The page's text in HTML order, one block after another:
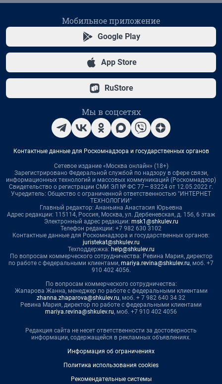
Мобильное приложение
Google Play
App Store
RuStore
Мы в соцсетях
Контактные данные для Роскомнадзора и государственных органов
Сетевое издание «Москва онлайн» (18+)
Зарегистрировано Федеральной службой по надзору в сфере связи,
информационных технологий и массовых коммуникаций (Роскомнадзор)
Свидетельство о регистрации СМИ ЭЛ № ФС 77— 83224 от 12.05.2022 г.
Учредитель: Общество с ограниченной ответственностью "ИНТЕРНЕТ
ТЕХНОЛОГИИ"
Главный редактор: Ананьина Анастасия Юрьевна
Адрес редакции: 115114, Россия, Москва, ул. Дербеневская, д. 15б, 6 этаж
Электронный адрес редакции: msk1@shkulev.ru
Телефон редакции: +7 982 630 3102
Контактные данные для Роскомнадзора и государственных органов:
juristekat@shkulev.ru
Техподдержка: help@shkulev.ru
По вопросам коммерческого сотрудничества: Ревина Мария, директор
по работе с федеральными клиентами, mariya.revina@shkulev.ru, моб. +7
910 402 4056.
По вопросам коммерческого сотрудничества:
Жапарова Жанна, менеджер по работе с федеральными клиентами
zhanna.zhaparova@shkulev.ru, моб. + 7 982 640 34 32
Ревина Мария, директор по работе с федеральными клиентами
mariya.revina@shkulev.ru, моб. +7 910 402 4056
Редакция сайта не несет ответственности за достоверность
информации, содержащейся в рекламных объявлениях.
Информация об ограничениях
Политика использования cookies
Рекомендательные системы